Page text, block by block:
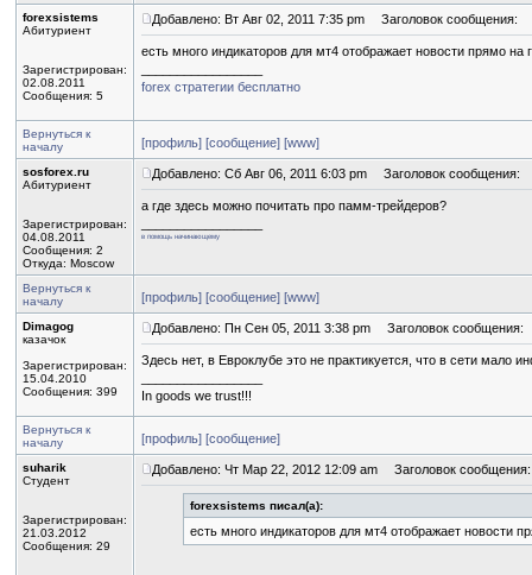
forexsistems
Абитуриент
Зарегистрирован:
02.08.2011
Сообщения: 5
Добавлено: Вт Авг 02, 2011 7:35 pm Заголовок сообщения:
есть много индикаторов для мт4 отображает новости прямо на
forex стратегии бесплатно
Вернуться к
началу
[профиль] [сообщение] [www]
sosforex.ru
Абитуриент
Зарегистрирован:
04.08.2011
Сообщения: 2
Откуда: Moscow
Добавлено: Сб Авг 06, 2011 6:03 pm Заголовок сообщения:
а где здесь можно почитать про памм-трейдеров?
в помощь начинающему
Вернуться к
началу
[профиль] [сообщение] [www]
Dimagog
казачок
Зарегистрирован:
15.04.2010
Сообщения: 399
Добавлено: Пн Сен 05, 2011 3:38 pm Заголовок сообщения:
Здесь нет, в Евроклубе это не практикуется, что в сети мало
In goods we trust!!!
Вернуться к
началу
[профиль] [сообщение]
suharik
Студент
Зарегистрирован:
21.03.2012
Сообщения: 29
Добавлено: Чт Мар 22, 2012 12:09 am Заголовок сообщения:
forexsistems писал(а):
есть много индикаторов для мт4 отображает новости